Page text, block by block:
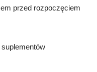
przed rozpoczęciem